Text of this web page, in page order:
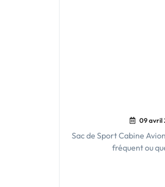
09 avril
Sac de Sport Cabine
fréquent ou